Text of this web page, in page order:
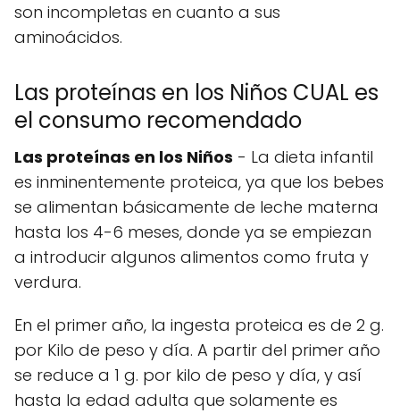
son incompletas en cuanto a sus
aminoácidos.
Las proteínas en los Niños CUAL es
el consumo recomendado
Las proteínas en los Niños - La dieta infantil
es inminentemente proteica, ya que los bebes
se alimentan básicamente de leche materna
hasta los 4-6 meses, donde ya se empiezan
a introducir algunos alimentos como fruta y
verdura.
En el primer año, la ingesta proteica es de 2 g.
por Kilo de peso y día. A partir del primer año
se reduce a 1 g. por kilo de peso y día, y así
hasta la edad adulta que solamente es